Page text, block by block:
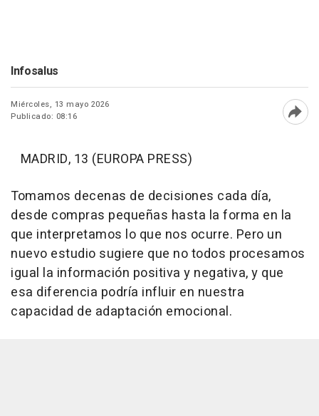
Infosalus
Miércoles, 13 mayo 2026
Publicado: 08:16
MADRID, 13 (EUROPA PRESS)
Tomamos decenas de decisiones cada día,
desde compras pequeñas hasta la forma en la
que interpretamos lo que nos ocurre. Pero un
nuevo estudio sugiere que no todos procesamos
igual la información positiva y negativa, y que
esa diferencia podría influir en nuestra
capacidad de adaptación emocional.